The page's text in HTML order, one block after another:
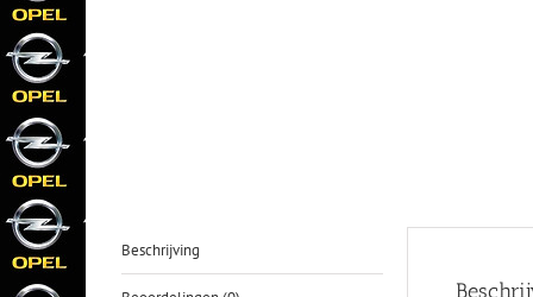
Beschrijving